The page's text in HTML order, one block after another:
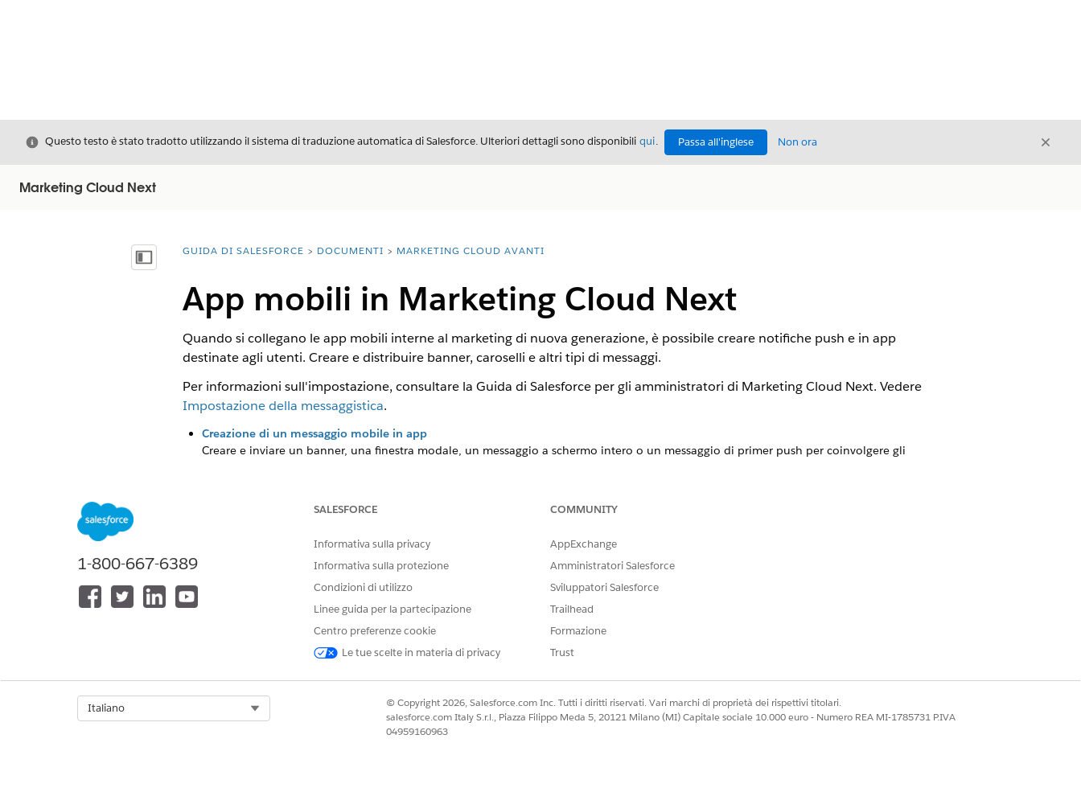
Chiudi
Questo testo è stato tradotto utilizzando il sistema di traduzione automatica di Salesforce. Ulteriori dettagli sono disponibili qui. Passa all'inglese Non ora Chiudi
Marketing Cloud Next
Mostra sommario
Ti trovi qui:
GUIDA DI SALESFORCE DOCUMENTI MARKETING CLOUD AVANTI
App mobili in Marketing Cloud Next
Quando si collegano le app mobili interne al marketing di nuova generazione, è possibile creare notifiche push e in app
destinate agli utenti. Creare e distribuire banner, caroselli e altri tipi di messaggi.
Per informazioni sull'impostazione, consultare la Guida di Salesforce per gli amministratori di Marketing Cloud Next. Vedere
Impostazione della messaggistica.
Creazione di un messaggio mobile in app
Creare e inviare un banner, una finestra modale, un messaggio a schermo intero o un messaggio di primer push per coinvolgere gli
Creazione e gestione delle notifiche push
QUESTO ARTICOLO HA RISOLTO IL PROBLEMA?
Facci sapere, così possiamo migliorare!
1-800-667-6389
SALESFORCE
Informativa sulla privacy
Informativa sulla protezione
Condizioni di utilizzo
Linee guida per la partecipazione
Centro preferenze cookie
Le tue scelte in materia di privacy
COMMUNITY
AppExchange
Amministratori Salesforce
Sviluppatori Salesforce
Trailhead
Formazione
Trust
Italiano
© Copyright 2026, Salesforce.com Inc. Tutti i diritti riservati. Vari marchi di proprietà dei rispettivi titolari.
salesforce.com Italy S.r.l., Piazza Filippo Meda 5, 20121 Milano (MI) Capitale sociale 10.000 euro - Numero REA MI-1785731 P.IVA
04959160963